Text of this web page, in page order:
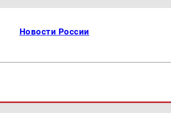
Новости России